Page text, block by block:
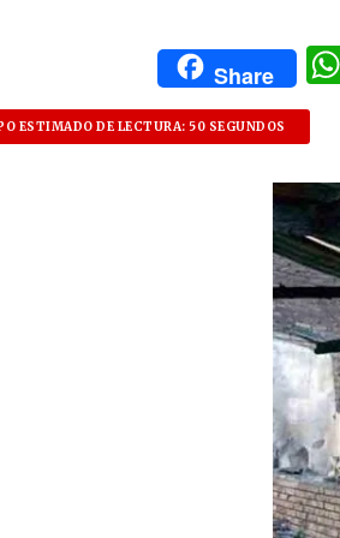
Share
ESTIMADO DE LECTURA: 50 SEGUNDOS